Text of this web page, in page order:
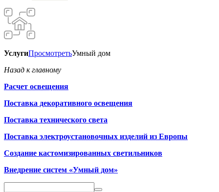
УслугиПросмотретьУмный дом
Назад к главному
Расчет освещения
Поставка декоративного освещения
Поставка технического света
Поставка электроустановочных изделий из Европы
Создание кастомизированных светильников
Внедрение систем «Умный дом»